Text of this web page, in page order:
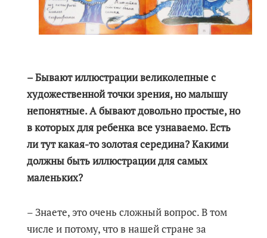
– Бывают иллюстрации великолепные с
художественной точки зрения, но малышу
непонятные. А бывают довольно простые, но
в которых для ребенка все узнаваемо. Есть
ли тут какая-то золотая середина? Какими
должны быть иллюстрации для самых
маленьких?
– Знаете, это очень сложный вопрос. В том
числе и потому, что в нашей стране за